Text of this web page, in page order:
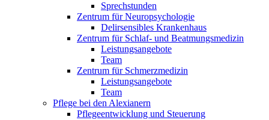
Sprechstunden
Zentrum für Neuropsychologie
Delirsensibles Krankenhaus
Zentrum für Schlaf- und Beatmungsmedizin
Leistungsangebote
Team
Zentrum für Schmerzmedizin
Leistungsangebote
Team
Pflege bei den Alexianern
Pflegeentwicklung und Steuerung